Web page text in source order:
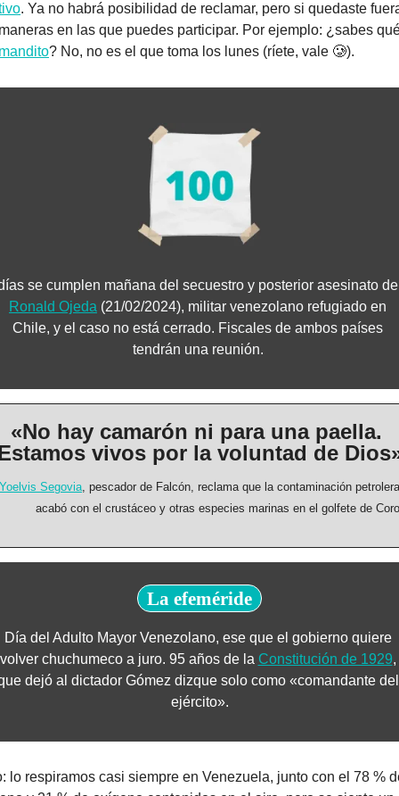
. Ya no habrá posibilidad de reclamar, pero si quedaste
en las que puedes participar. Por ejemplo: ¿sabes
? No, no es el que toma los lunes (ríete, vale 🥲).
Ronald Ojeda (21/02/2024), militar venezolano refugiado en
Chile, y el caso no está cerrado. Fiscales de ambos países
tendrán una reunión.
«No hay camarón ni para una paella.
vivos por la voluntad de
Yoelvis Segovia , pescador de Falcón, reclama que la contaminación petrolera
acabó con el crustáceo y otras especies marinas en el golfete de
La efeméride
Día del Adulto Mayor Venezolano, ese que el gobierno quiere
volver chuchumeco a juro. 95 años de la Constitución de 1929,
dejó al dictador Gómez dizque solo como «comandante del
ejército».
lo respiramos casi siempre en Venezuela, junto con el 78 %